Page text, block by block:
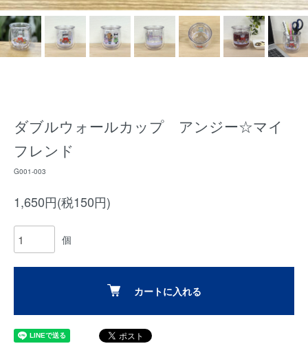
ダブルウォールカップ アンジー☆マイ
フレンド
G001-003
1,650円(税150円)
個
カートに入れる